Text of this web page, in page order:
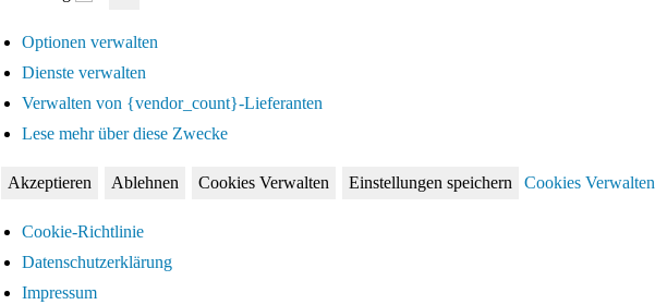
Optionen verwalten
Dienste verwalten
Verwalten von {vendor_count}-Lieferanten
Lese mehr über diese Zwecke
Akzeptieren Ablehnen Cookies Verwalten Einstellungen speichern Cookies Verwalten
Cookie-Richtlinie
Datenschutzerklärung
Impressum